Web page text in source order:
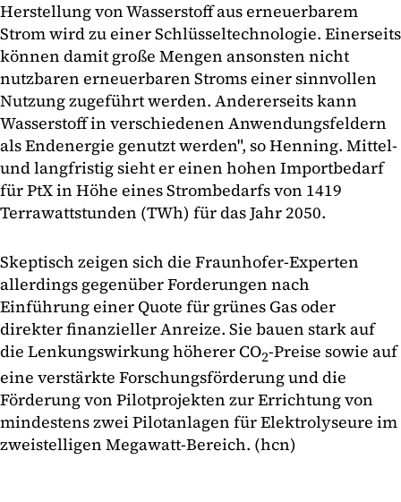
Herstellung von Wasserstoff aus erneuerbarem
Strom wird zu einer Schlüsseltechnologie. Einerseits
können damit große Mengen ansonsten nicht
nutzbaren erneuerbaren Stroms einer sinnvollen
Nutzung zugeführt werden. Andererseits kann
Wasserstoff in verschiedenen Anwendungsfeldern
als Endenergie genutzt werden", so Henning. Mittel-
und langfristig sieht er einen hohen Importbedarf
für PtX in Höhe eines Strombedarfs von 1419
Terrawattstunden (TWh) für das Jahr 2050.
Skeptisch zeigen sich die Fraunhofer-Experten
allerdings gegenüber Forderungen nach
Einführung einer Quote für grünes Gas oder
direkter finanzieller Anreize. Sie bauen stark auf
die Lenkungswirkung höherer CO2-Preise sowie auf
eine verstärkte Forschungsförderung und die
Förderung von Pilotprojekten zur Errichtung von
mindestens zwei Pilotanlagen für Elektrolyseure im
zweistelligen Megawatt-Bereich. (hcn)